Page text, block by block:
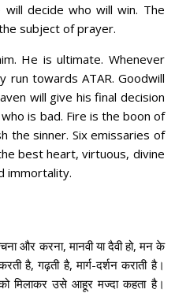
decide who will win. The
subject of prayer.
He is ultimate. Whenever
run towards ATAR. Goodwill
will give his final decision
is bad. Fire is the boon of
the sinner. Six emissaries of
best heart, virtuous, divine
immortality.
और करना, मानवी या दैवी हो, मन के
करती है, गढ़ती है, मार्ग-दर्शन कराती है।
मिलाकर उसे आहूर मज्दा कहता है।